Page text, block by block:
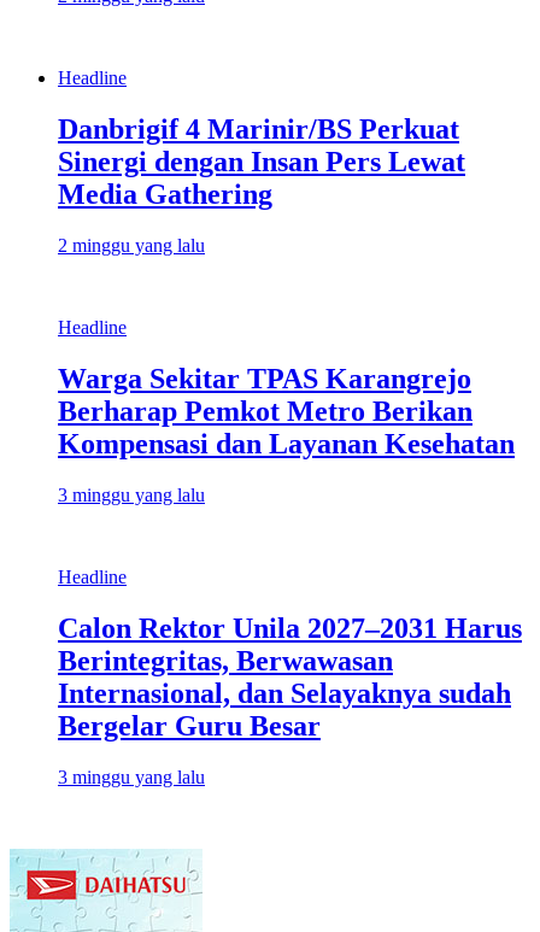
Headline
Danbrigif 4 Marinir/BS Perkuat
Sinergi dengan Insan Pers Lewat
Media Gathering
2 minggu yang lalu
Headline
Warga Sekitar TPAS Karangrejo
Berharap Pemkot Metro Berikan
Kompensasi dan Layanan Kesehatan
3 minggu yang lalu
Headline
Calon Rektor Unila 2027–2031 Harus
Berintegritas, Berwawasan
Internasional, dan Selayaknya sudah
Bergelar Guru Besar
3 minggu yang lalu